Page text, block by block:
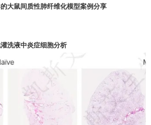
大鼠间质性肺纤维化模型案例分享
洗液中炎症细胞分析